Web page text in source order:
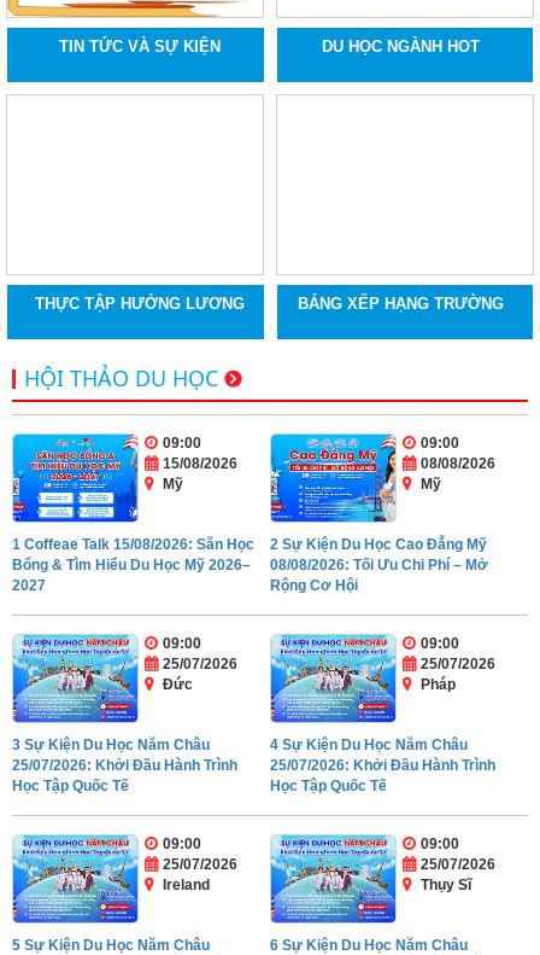
TIN TỨC VÀ SỰ KIỆN DU HỌC NGÀNH HOT
THỰC TẬP HƯỞNG LƯƠNG BẢNG XẾP HẠNG TRƯỜNG
HỘI THẢO DU HỌC
09:00
15/08/2026
Mỹ
1 Coffeae Talk 15/08/2026: Săn Học
Bổng & Tìm Hiểu Du Học Mỹ 2026–
2027
09:00
08/08/2026
Mỹ
2 Sự Kiện Du Học Cao Đẳng Mỹ
08/08/2026: Tối Ưu Chi Phí – Mở
Rộng Cơ Hội
09:00
25/07/2026
Đức
3 Sự Kiện Du Học Năm Châu
25/07/2026: Khởi Đầu Hành Trình
Học Tập Quốc Tế
09:00
25/07/2026
Pháp
4 Sự Kiện Du Học Năm Châu
25/07/2026: Khởi Đầu Hành Trình
Học Tập Quốc Tế
09:00
25/07/2026
Ireland
5 Sự Kiện Du Học Năm Châu
09:00
25/07/2026
Thụy Sĩ
6 Sự Kiện Du Học Năm Châu